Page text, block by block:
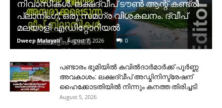
നിവാസികൾ. ലക്ഷദ്വീപ് ടൗൺ ആന്റ് കണ്ട്രി
പ്ലാനിംഗ്; ഒരു സമഗ്ര വിശകലനം. ദ്വീപ്
മലയാളി എഡിറ്റോറിയൽ
Dweep Malayali - August 7, 2026 0
പണ്ടാരം ഭൂമിയിൽ കവിൽദാർമാർക്ക് പൂർണ്ണ
അവകാശം: ലക്ഷദ്വീപ് അഡ്മിനിസ്ട്രേഷന്
ഹൈക്കോടതിയിൽ നിന്നും കനത്ത തിരിച്ചടി
August 5, 2026